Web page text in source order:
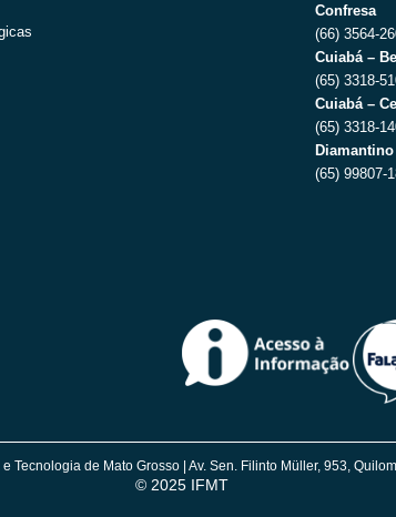
Confresa
(66) 3564-
Cuiabá –
(65) 3318-
Cuiabá –
(65) 3318-
Diamantino
(65) 99807-
Tecnologia de Mato Grosso | Av. Sen. Filinto Müller, 953,
© 2025 IFMT